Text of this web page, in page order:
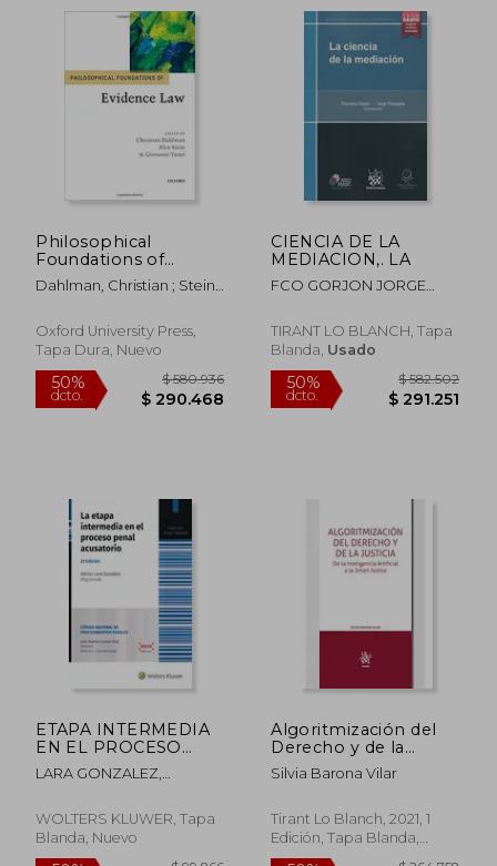
10%
dcto. $ 37.350
10%
dcto.
Philosophical
Foundations of
Evidence law
(Philosophical
(en Inglés)
Dahlman, Christian ; Stein,
Oxford University Press,
Tapa Dura, Nuevo
CIENCIA DE LA
MEDIACION,. LA
FCO GORJON JORGE
TIRANT LO BLANCH, Tapa
Blanda, Usado
ETAPA INTERMEDIA
EN EL PROCESO
PENAL ACUSATORIO,
LA / 2 ED.
LARA GONZALEZ,
WOLTERS KLUWER, Tapa
Blanda, Nuevo
Algoritmización del
Derecho y de la
Justicia. De la
Inteligencia Artificial a
(Teoría)
Silvia Barona Vilar
Tirant Lo Blanch, 2021, 1
Edición, Tapa Blanda,
Nuevo